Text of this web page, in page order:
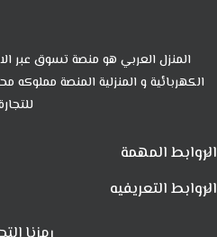
المنزل العربي هو منصة تسوق عبر
الكهربائية و المنزلية المنصة
الروابط المهمة
الروابط التعريفيه